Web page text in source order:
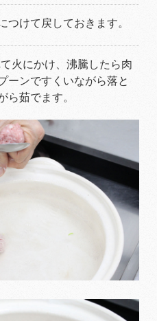
つけて戻しておきます。
火にかけ、沸騰したら肉
ーンですくいながら落と
ら茹でます。